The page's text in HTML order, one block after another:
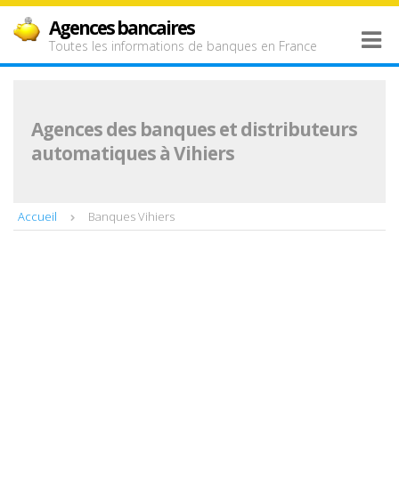
Agences bancaires
Toutes les informations de banques en France
Agences des banques et distributeurs
automatiques à Vihiers
Accueil Banques Vihiers